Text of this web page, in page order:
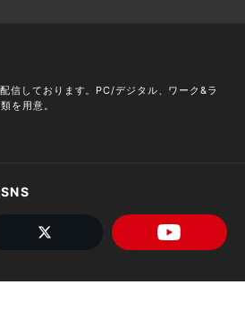
信しております。PC/デジタル、ワーク&ラ
を用意。